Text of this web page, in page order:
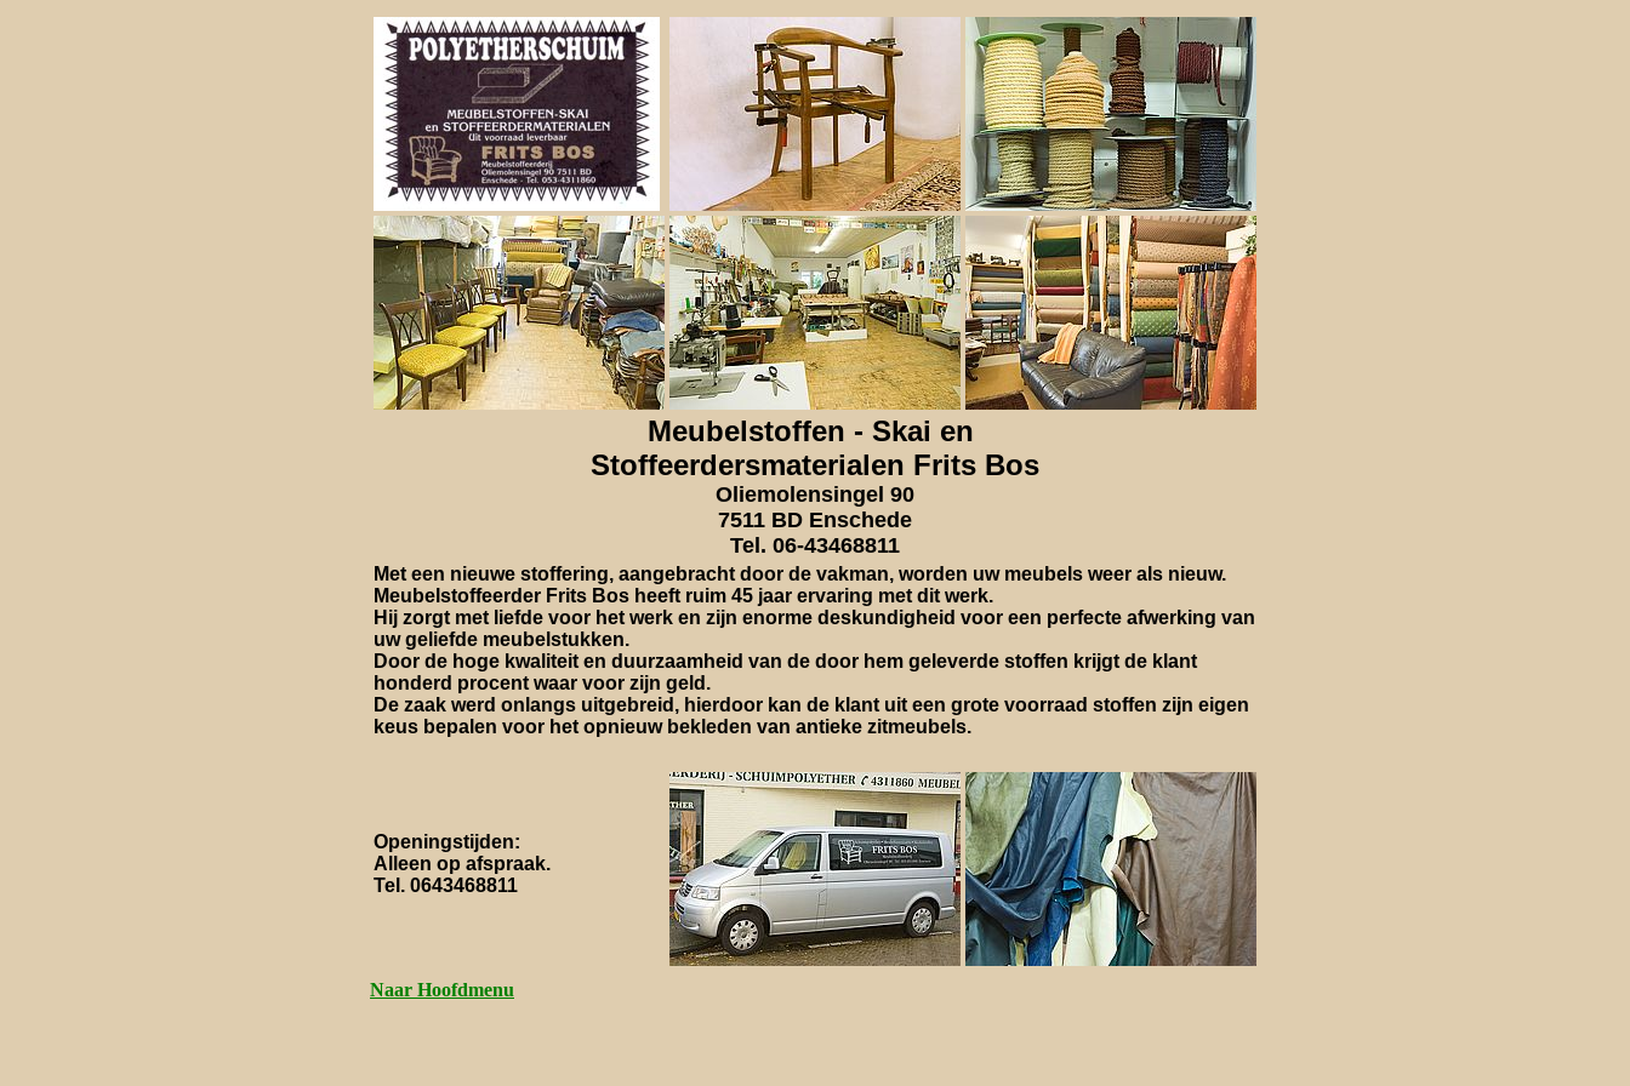
Meubelstoffen - Skai en
Stoffeerdersmaterialen Frits Bos
Oliemolensingel 90
7511 BD Enschede
Tel. 06-43468811
Met een nieuwe stoffering, aangebracht door de vakman, worden uw meubels weer als nieuw.
Meubelstoffeerder Frits Bos heeft ruim 45 jaar ervaring met dit werk.
Hij zorgt met liefde voor het werk en zijn enorme deskundigheid voor een perfecte afwerking van
uw geliefde meubelstukken.
Door de hoge kwaliteit en duurzaamheid van de door hem geleverde stoffen krijgt de klant
honderd procent waar voor zijn geld.
De zaak werd onlangs uitgebreid, hierdoor kan de klant uit een grote voorraad stoffen zijn eigen
keus bepalen voor het opnieuw bekleden van antieke zitmeubels.
Openingstijden:
Alleen op afspraak.
Tel. 0643468811
Naar Hoofdmenu